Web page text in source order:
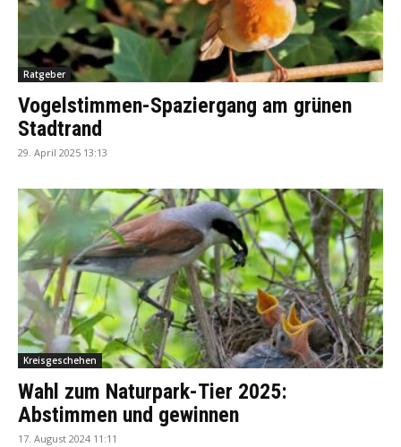
Ratgeber
Vogelstimmen-Spaziergang am grünen
Stadtrand
29. April 2025 13:13
Kreisgeschehen
Wahl zum Naturpark-Tier 2025:
Abstimmen und gewinnen
17. August 2024 11:11